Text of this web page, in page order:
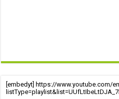
[embedyt] https://www.youtube.com/